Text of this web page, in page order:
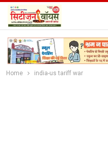
Home india-us tariff war